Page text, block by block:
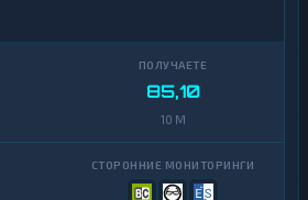
85,10
10 M